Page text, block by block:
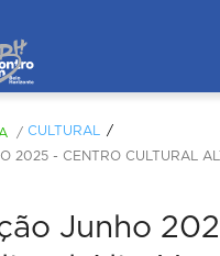
/ CULTURAL
2025 - CENTRO CULTURAL
Junho